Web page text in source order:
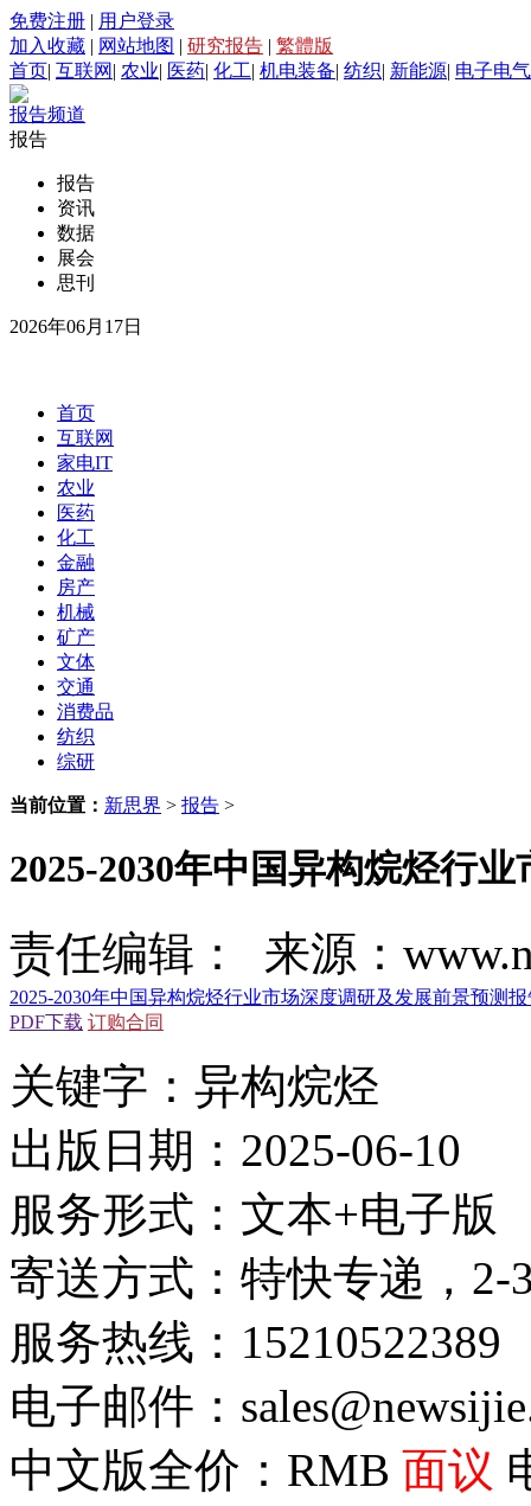
免费注册 | 用户登录
加入收藏 | 网站地图 | 研究报告 | 繁體版
首页| 互联网 | 农业| 医药| 化工| 机电装备| 纺织| 新能源| 电子电气
报告频道
报告
报告
资讯
数据
展会
思刊
2026年06月17日
首页
互联网
家电IT
农业
医药
化工
金融
房产
机械
矿产
文体
交通
消费品
纺织
综研
当前位置： 新思界 > 报告 >
2025-2030年中国异构烷烃行
责任编辑： 来源：
2025-2030年中国异构烷烃行业市场深度调研及发展前景预测
PDF下载 订购合同
关键字：异构烷烃
出版日期：2025-06-10
服务形式：文本+电子版
寄送方式：特快专递，2-
服务热线：15210522389
电子邮件：
中文版全价：RMB 面议